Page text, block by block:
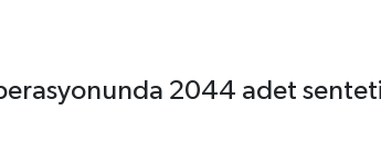
2044 adet